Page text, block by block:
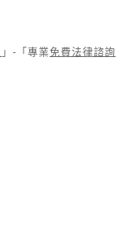
」-「專業免費法律諮詢